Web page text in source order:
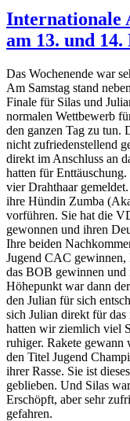
Internationale
am 13. und 14.
Das Wochenende war
Am Samstag stand
Finale für Silas und
normalen Wettbewerb
den ganzen Tag zu tun.
nicht zufriedenstellend
direkt im Anschluss an
hatten für
vier Drahthaar
ihre Hündin Zumba
vorführen. Sie hat die
gewonnen und ihren
Ihre beiden
Jugend CAC
das BOB gewinnen und
Höhepunkt war dann
den Julian für sich
sich Julian direkt für
hatten wir ziemlich viel
ruhiger. Rakete gewann
den Titel Jugend
ihrer Rasse. Sie ist
geblieben. Und Silas
Erschöpft, aber sehr
gefahren.